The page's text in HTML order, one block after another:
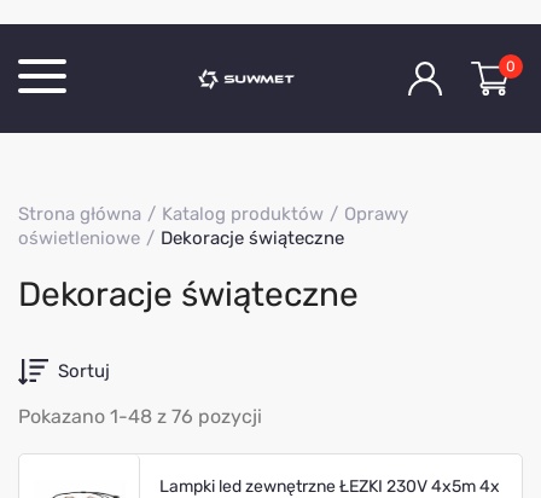
O Firmie
Kontakt
0
Strona główna Katalog produktów
Oprawy
oświetleniowe
Dekoracje świąteczne
Dekoracje świąteczne
Sortuj
Pokazano 1-48 z 76 pozycji
Lampki led zewnętrzne ŁEZKI 230V 4x5m 4x